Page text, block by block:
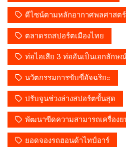
ดีไซน์ตามหลักอากาศพลศาสต
ตลาดรถสปอร์ตเมืองไทย
ท่อไอเสีย 3 ท่ออันเป็นเอกลักษ
นวัตกรรมการขับขี่อัจฉริยะ
ปรับจูนช่วงล่างสปอร์ตขั้นสุด
พัฒนาขีดความสามารถเครื่องย
ยอดจองรถฮอนด้าไทป์อาร์